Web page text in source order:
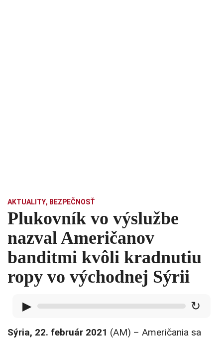
AKTUALITY, BEZPEČNOSŤ
Plukovník vo výslužbe
nazval Američanov
banditmi kvôli kradnutiu
ropy vo východnej Sýrii
▶ ↻
Sýria, 22. február 2021 (AM) – Američania sa